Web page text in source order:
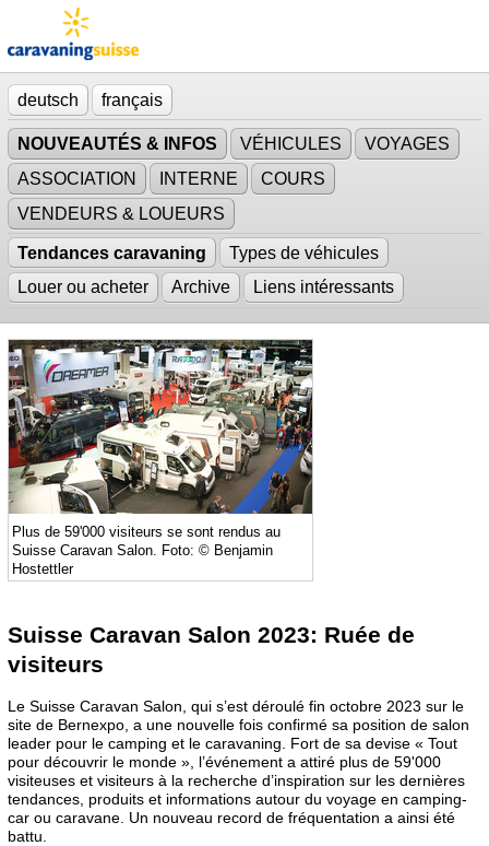
deutsch français
NOUVEAUTÉS & INFOS VÉHICULES
VOYAGES
ASSOCIATION
INTERNE
COURS
VENDEURS & LOUEURS
Tendances caravaning
Types de véhicules
Louer ou acheter
Archive Liens intéressants
Plus de 59'000 visiteurs se sont rendus au
Suisse Caravan Salon. Foto: © Benjamin
Hostettler
Suisse Caravan Salon 2023: Ruée de
visiteurs
Le Suisse Caravan Salon, qui s’est déroulé fin octobre 2023 sur le
site de Bernexpo, a une nouvelle fois confirmé sa position de salon
leader pour le camping et le caravaning. Fort de sa devise « Tout
pour découvrir le monde », l’événement a attiré plus de 59'000
visiteuses et visiteurs à la recherche d’inspiration sur les dernières
tendances, produits et informations autour du voyage en camping-
car ou caravane. Un nouveau record de fréquentation a ainsi été
battu.